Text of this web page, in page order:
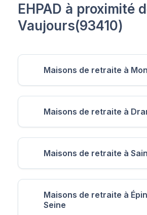
EHPAD à proximité
Vaujours(93410)
Maisons de retraite à
Maisons de retraite à
Maisons de retraite à
Maisons de retraite à
Seine